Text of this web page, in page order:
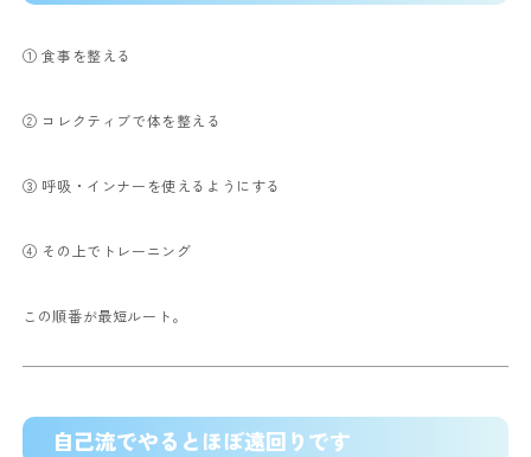
① 食事を整える
② コレクティブで体を整える
③ 呼吸・インナーを使えるようにする
④ その上でトレーニング
この順番が最短ルート。
自己流でやるとほぼ遠回りです